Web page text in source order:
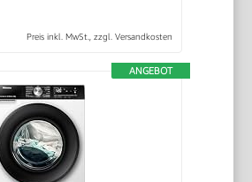
Preis inkl. MwSt., zzgl. Versandkosten
ANGEBOT